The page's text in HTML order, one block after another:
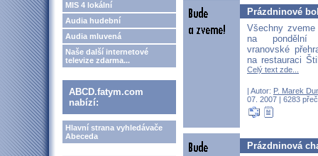
MIS 4 lokální
Audia hudební
Audia mluvená
Naše další internetové
televize zdarma...
ABCD.fatym.com
nabízí:
Hlavní strana vyhledávače
Abeceda
Prázdninové
Všechny
na pondělní
vranovské
na restauraci
Celý text zde...
| Autor: P. Marek
07. 2007 | 6283
Prázdninová